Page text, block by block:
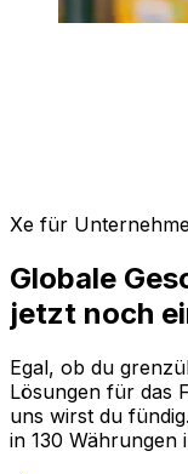
Xe für
Globale
jetzt noch
Egal, ob du
Lösungen für das
uns wirst du
in 130 Währungen